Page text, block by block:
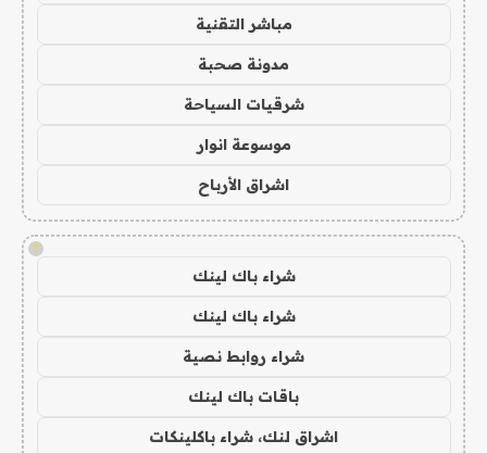
مباشر التقنية
مدونة صحبة
شرقيات السياحة
موسوعة انوار
اشراق الأرباح
!
شراء باك لينك
شراء باك لينك
شراء روابط نصية
باقات باك لينك
اشراق لنك، شراء باكلينكات